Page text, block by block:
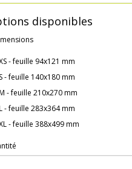
disponibles
- feuille 94x121 mm
S - feuille 140x180 mm
- feuille 210x270 mm
- feuille 283x364 mm
- feuille 388x499 mm